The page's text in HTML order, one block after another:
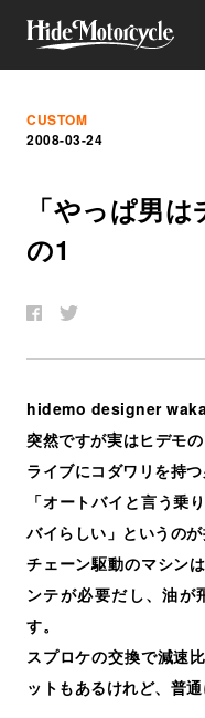
CUSTOM
2008-03-24
「やっぱ男は
の1
hidemo designer
突然ですが実はヒデモ
ライブにコダワリを持つ
「オートバイと言う乗
バイらしい」というのが
チェーン駆動のマシン
ンテが必要だし、油が
す。
スプロケの交換で減速
ットもあるけれど、普